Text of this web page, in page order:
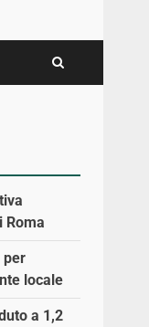
Roma
per
locale
a 1,2